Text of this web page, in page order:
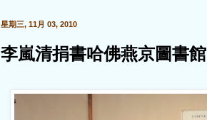
星期三, 11月 03, 2010
李嵐清捐書哈佛燕京圖書館